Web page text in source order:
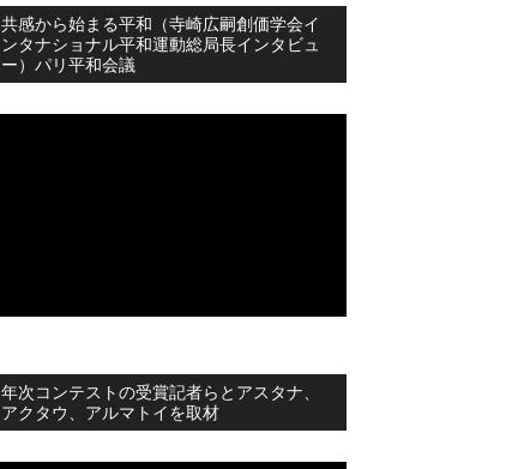
共感から始まる平和（寺崎広嗣創価学会イ
ンタナショナル平和運動総局長インタビュ
ー）パリ平和会議
年次コンテストの受賞記者らとアスタナ、
アクタウ、アルマトイを取材